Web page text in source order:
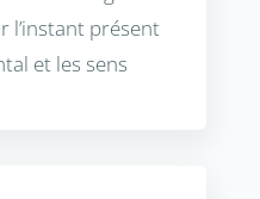
l’instant présent
et les sens